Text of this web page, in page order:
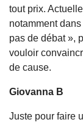
tout prix.
notamment dans
pas de débat »,
vouloir
de cause.
Giovanna B
Juste pour faire